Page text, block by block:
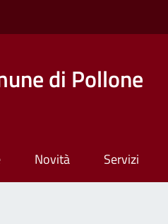
di Pollone
Novità Servizi